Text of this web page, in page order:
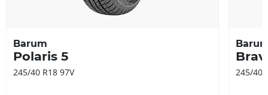
Barum
Polaris 5
245/40 R18 97V 245/40